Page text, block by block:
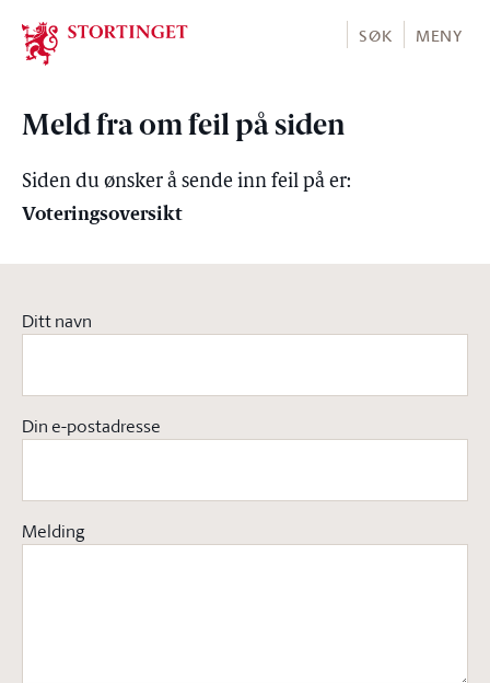
Stortinget.no
SØK MENY
Meld fra om feil på siden
Siden du ønsker å sende inn feil på er:
Voteringsoversikt
Ditt navn
Din e-postadresse
Melding